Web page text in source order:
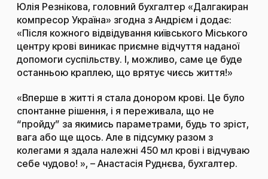
Юлія Резнікова, головний бухгалтер «Далгакиран
компресор Україна» згодна з Андрієм і додає:
«Після кожного відвідування київського Міського
центру крові виникає приємне відчуття наданої
допомоги суспільству. І, можливо, саме це буде
останньою краплею, що врятує чиєсь життя!»
«Вперше в житті я стала донором крові. Це було
спонтанне рішення, і я переживала, що не
“пройду” за якимись параметрами, будь то зріст,
вага або ще щось. Але в підсумку разом з
колегами я здала належні 450 мл крові і відчуваю
себе чудово! », – Анастасія Руднєва, бухгалтер.